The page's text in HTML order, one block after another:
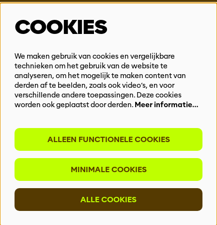
Vacatures
Events & Partnerships
Privacy
BLIJF OP DE HOOGTE
Meld je aan voor onze nieuwsbrief
INSCHRIJVEN
COOKIES
We maken gebruik van cookies en vergelijkbare
technieken om het gebruik van de website te
analyseren, om het mogelijk te maken content van
derden af te beelden, zoals ook video’s, en voor
verschillende andere toepassingen. Deze cookies
worden ook geplaatst door derden. Meer informatie…
ALLEEN FUNCTIONELE COOKIES
MINIMALE COOKIES
ALLE COOKIES